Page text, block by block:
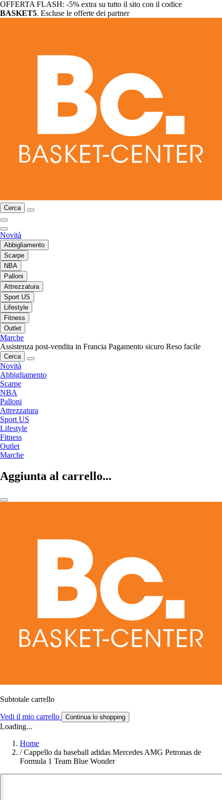
OFFERTA FLASH: -5% extra su tutto il sito con il codice
BASKET5. Escluse le offerte dei partner
Cerca
Novità
Abbigliamento
Scarpe
NBA
Palloni
Attrezzatura
Sport US
Lifestyle
Fitness
Outlet
Marche
Assistenza post-vendita in Francia Pagamento sicuro Reso facile
Cerca
Novità
Abbigliamento
Scarpe
NBA
Palloni
Attrezzatura
Sport US
Lifestyle
Fitness
Outlet
Marche
Aggiunta al carrello...
Subtotale carrello
Vedi il mio carrello Continua lo shopping
Loading...
Home
/ Cappello da baseball adidas Mercedes AMG Petronas de
Formula 1 Team Blue Wonder